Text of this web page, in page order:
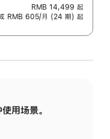
RMB 14,499 起
RMB 605/月 (24 期) 起
用场景。